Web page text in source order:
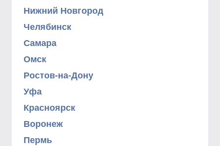
Нижний Новгород
Челябинск
Самара
Омск
Ростов-на-Дону
Уфа
Красноярск
Воронеж
Пермь